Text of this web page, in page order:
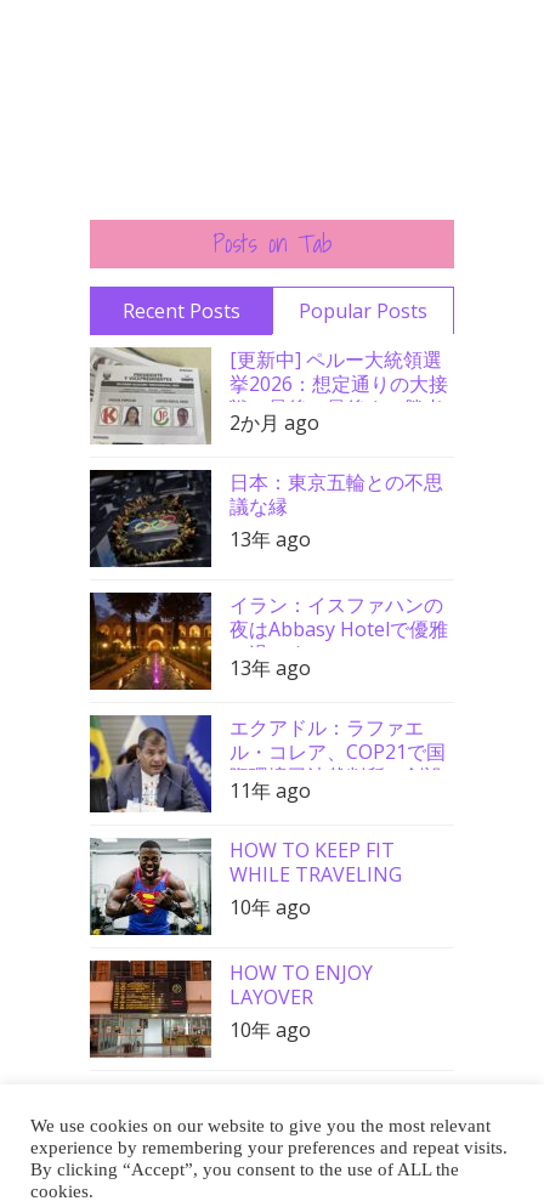
Posts on Tab
Recent Posts
Popular Posts
[更新中] ペルー大統領選
挙2026：想定通りの大接
戦、最後の最後まで勝者
分からず
2か月 ago
日本：東京五輪との不思
議な縁
13年 ago
イラン：イスファハンの
夜はAbbasy Hotelで優雅
に過ごす
13年 ago
エクアドル：ラファエ
ル・コレア、COP21で国
際環境司法裁判所の創設
を要請
11年 ago
HOW TO KEEP FIT
WHILE TRAVELING
10年 ago
HOW TO ENJOY
LAYOVER
10年 ago
Buy Me a Coffee
We use cookies on our website to give you the most relevant
experience by remembering your preferences and repeat visits.
By clicking “Accept”, you consent to the use of ALL the
cookies.